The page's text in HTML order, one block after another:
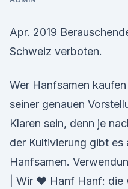
Apr. 2019
Schweiz verboten.
Wer Hanfsamen
seiner genauen
Klaren sein, denn je
der Kultivierung gibt es
Hanfsamen.
| Wir ♥ Hanf Hanf: